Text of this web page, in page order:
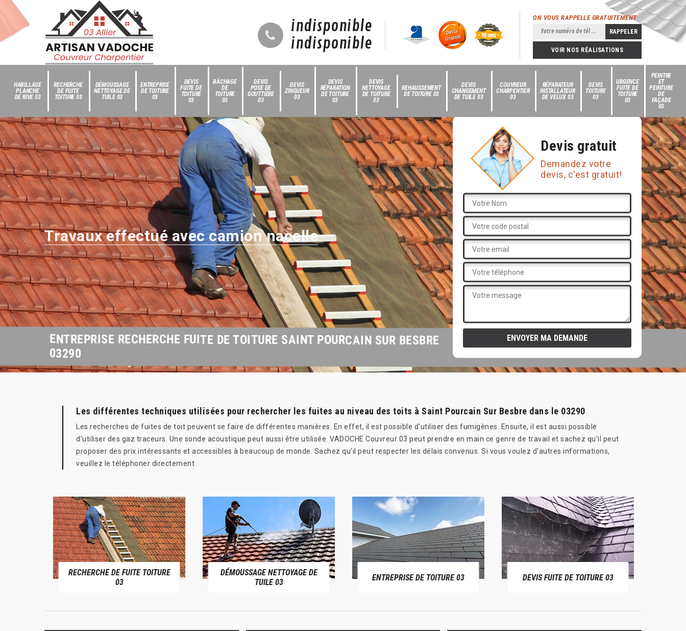
indisponible
indisponible
ON VOUS RAPPELLE GRATUITEMENT
VOIR NOS RÉALISATIONS
HABILLAGE
PLANCHE
DE RIVE 03
RECHERCHE
DE FUITE
TOITURE 03
DÉMOUSSAGE
NETTOYAGE DE
TUILE 03
ENTREPRISE
DE TOITURE
03
DEVIS
FUITE DE
TOITURE
03
BÂCHAGE
DE
TOITURE
03
DEVIS
POSE DE
GOUTTIÈRE
03
DEVIS
ZINGUEUR
03
DEVIS
RÉPARATION
DE TOITURE
03
DEVIS
NETTOYAGE
DE TOITURE
03
REHAUSSEMENT
DE TOITURE 03
DEVIS
CHANGEMENT
DE TUILE 03
COUVREUR
CHARPENTIER
03
RÉPARATEUR
INSTALLATEUR
DE VELUX 03
DEVIS
TOITURE
03
URGENCE
FUITE DE
TOITURE
03
PEINTRE
ET
PEINTURE
DE
FAÇADE
03
Travaux effectué avec camion nacelle
Devis gratuit
Demandez votre
devis, c'est gratuit!
ENTREPRISE RECHERCHE FUITE DE TOITURE SAINT POURCAIN SUR BESBRE
03290
Les différentes techniques utilisées pour rechercher les fuites au niveau des toits à Saint Pourcain Sur Besbre dans le 03290
Les recherches de fuites de toit peuvent se faire de différentes manières. En effet, il est possible d'utiliser des fumigènes. Ensuite, il est aussi possible
d'utiliser des gaz traceurs. Une sonde acoustique peut aussi être utilisée. VADOCHE Couvreur 03 peut prendre en main ce genre de travail et sachez qu'il peut
proposer des prix intéressants et accessibles à beaucoup de monde. Sachez qu'il peut respecter les délais convenus. Si vous voulez d'autres informations,
veuillez le téléphoner directement.
RECHERCHE DE FUITE TOITURE
03
DÉMOUSSAGE NETTOYAGE DE
TUILE 03
ENTREPRISE DE TOITURE 03 DEVIS FUITE DE TOITURE 03